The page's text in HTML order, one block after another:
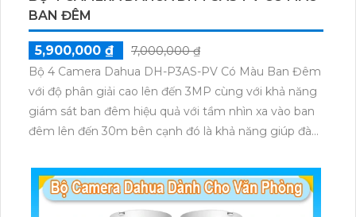
BAN ĐÊM
5,900,000 ₫
7,000,000 ₫
Bộ 4 Camera Dahua DH-P3AS-PV Có Màu Ban Đêm
với độ phân giải cao lên đến 3MP cùng với khả năng
giám sát ban đêm hiệu quả với tầm nhìn xa vào ban
đêm lên đến 30m bên cạnh đó là khả năng giúp đàm
động khi phát hiện xâm nhập